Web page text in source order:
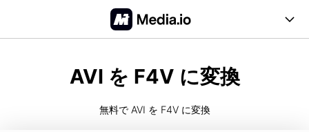
AVI を F4V に変換
無料で AVI を F4V に変換